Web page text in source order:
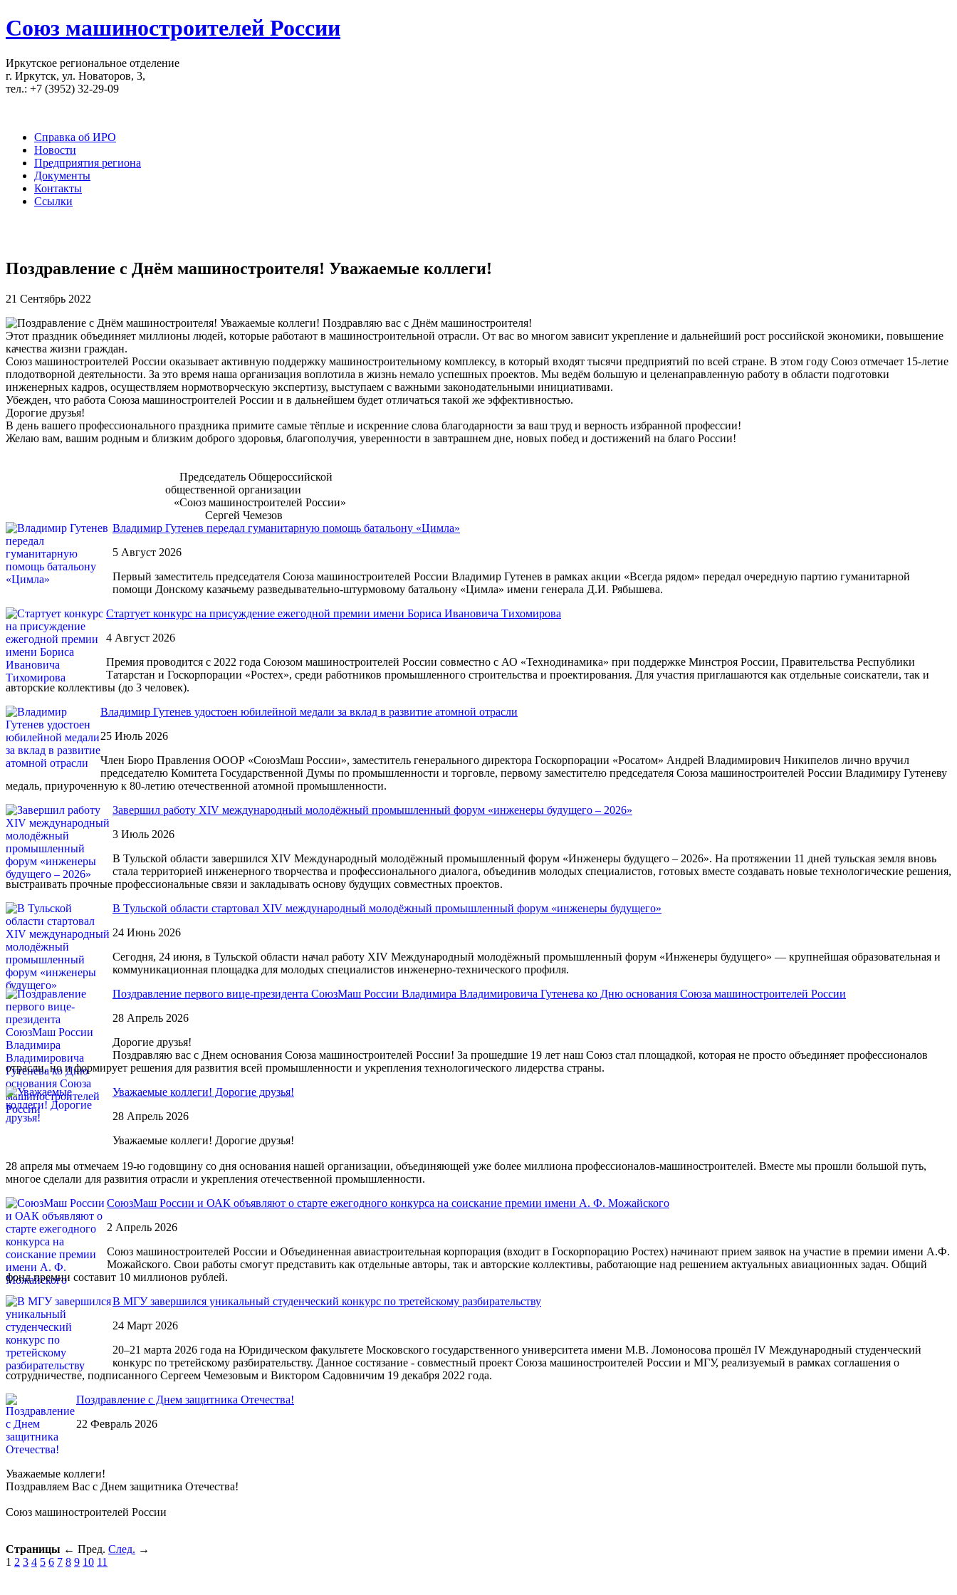
Союз машиностроителей России
Иркутское региональное отделение
г. Иркутск, ул. Новаторов, 3,
тел.: +7 (3952) 32-29-09
Справка об ИРО
Новости
Предприятия региона
Документы
Контакты
Ссылки
Поздравление с Днём машиностроителя! Уважаемые коллеги!
21 Сентябрь 2022
Поздравляю вас с Днём машиностроителя!
Этот праздник объединяет миллионы людей, которые работают в машиностроительной отрасли. От вас во многом зависит укрепление и дальнейший рост российской экономики, повышение
качества жизни граждан.
Союз машиностроителей России оказывает активную поддержку машиностроительному комплексу, в который входят тысячи предприятий по всей стране. В этом году Союз отмечает 15-летие
плодотворной деятельности. За это время наша организация воплотила в жизнь немало успешных проектов. Мы ведём большую и целенаправленную работу в области подготовки
инженерных кадров, осуществляем нормотворческую экспертизу, выступаем с важными законодательными инициативами.
Убежден, что работа Союза машиностроителей России и в дальнейшем будет отличаться такой же эффективностью.
Дорогие друзья!
В день вашего профессионального праздника примите самые тёплые и искренние слова благодарности за ваш труд и верность избранной профессии!
Желаю вам, вашим родным и близким доброго здоровья, благополучия, уверенности в завтрашнем дне, новых побед и достижений на благо России!
Председатель Общероссийской
общественной организации
«Союз машиностроителей России»
Сергей Чемезов
Владимир Гутенев передал гуманитарную помощь батальону «Цимла»
5 Август 2026
Первый заместитель председателя Союза машиностроителей России Владимир Гутенев в рамках акции «Всегда рядом» передал очередную партию гуманитарной
помощи Донскому казачьему разведывательно-штурмовому батальону «Цимла» имени генерала Д.И. Рябышева.
Cтартует конкурс на присуждение ежегодной премии имени Бориса Ивановича Тихомирова
4 Август 2026
Премия проводится с 2022 года Союзом машиностроителей России совместно с АО «Технодинамика» при поддержке Минстроя России, Правительства Республики
Татарстан и Госкорпорации «Ростех», среди работников промышленного строительства и проектирования. Для участия приглашаются как отдельные соискатели, так и
авторские коллективы (до 3 человек).
Владимир Гутенев удостоен юбилейной медали за вклад в развитие атомной отрасли
25 Июль 2026
Член Бюро Правления ОООР «СоюзМаш России», заместитель генерального директора Госкорпорации «Росатом» Андрей Владимирович Никипелов лично вручил
председателю Комитета Государственной Думы по промышленности и торговле, первому заместителю председателя Союза машиностроителей России Владимиру Гутеневу
медаль, приуроченную к 80-летию отечественной атомной промышленности.
Завершил работу XIV международный молодёжный промышленный форум «инженеры будущего – 2026»
3 Июль 2026
В Тульской области завершился XIV Международный молодёжный промышленный форум «Инженеры будущего – 2026». На протяжении 11 дней тульская земля вновь
стала территорией инженерного творчества и профессионального диалога, объединив молодых специалистов, готовых вместе создавать новые технологические решения,
выстраивать прочные профессиональные связи и закладывать основу будущих совместных проектов.
В Тульской области стартовал XIV международный молодёжный промышленный форум «инженеры будущего»
24 Июнь 2026
Сегодня, 24 июня, в Тульской области начал работу XIV Международный молодёжный промышленный форум «Инженеры будущего» — крупнейшая образовательная и
коммуникационная площадка для молодых специалистов инженерно-технического профиля.
Поздравление первого вице-президента СоюзМаш России Владимира Владимировича Гутенева ко Дню основания Союза машиностроителей России
28 Апрель 2026
Дорогие друзья!
Поздравляю вас с Днем основания Союза машиностроителей России! За прошедшие 19 лет наш Союз стал площадкой, которая не просто объединяет профессионалов
отрасли, но и формирует решения для развития всей промышленности и укрепления технологического лидерства страны.
Уважаемые коллеги! Дорогие друзья!
28 Апрель 2026
Уважаемые коллеги! Дорогие друзья!
28 апреля мы отмечаем 19-ю годовщину со дня основания нашей организации, объединяющей уже более миллиона профессионалов-машиностроителей. Вместе мы прошли большой путь,
многое сделали для развития отрасли и укрепления отечественной промышленности.
СоюзМаш России и ОАК объявляют о старте ежегодного конкурса на соискание премии имени А. Ф. Можайского
2 Апрель 2026
Союз машиностроителей России и Объединенная авиастроительная корпорация (входит в Госкорпорацию Ростех) начинают прием заявок на участие в премии имени А.Ф.
Можайского. Свои работы смогут представить как отдельные авторы, так и авторские коллективы, работающие над решением актуальных авиационных задач. Общий
фонд премии составит 10 миллионов рублей.
В МГУ завершился уникальный студенческий конкурс по третейскому разбирательству
24 Март 2026
20–21 марта 2026 года на Юридическом факультете Московского государственного университета имени М.В. Ломоносова прошёл IV Международный студенческий
конкурс по третейскому разбирательству. Данное состязание - совместный проект Союза машиностроителей России и МГУ, реализуемый в рамках соглашения о
сотрудничестве, подписанного Сергеем Чемезовым и Виктором Садовничим 19 декабря 2022 года.
Поздравление с Днем защитника Отечества!
22 Февраль 2026
Уважаемые коллеги!
Поздравляем Вас с Днем защитника Отечества!
Союз машиностроителей России
Страницы ← Пред. След. →
1 2 3 4 5 6 7 8 9 10 11